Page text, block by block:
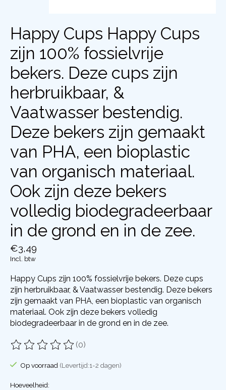
Happy Cups Happy Cups
zijn 100% fossielvrije
bekers. Deze cups zijn
herbruikbaar, &
Vaatwasser bestendig.
Deze bekers zijn gemaakt
van PHA, een bioplastic
van organisch materiaal.
Ook zijn deze bekers
volledig biodegradeerbaar
in de grond en in de zee.
€3,49
Incl. btw
Happy Cups zijn 100% fossielvrije bekers. Deze cups
zijn herbruikbaar, & Vaatwasser bestendig. Deze bekers
zijn gemaakt van PHA, een bioplastic van organisch
materiaal. Ook zijn deze bekers volledig
biodegradeerbaar in de grond en in de zee.
De beoordeling van dit product is
(0)
Op voorraad (Levertijd:1-2 dagen)
Hoeveelheid: